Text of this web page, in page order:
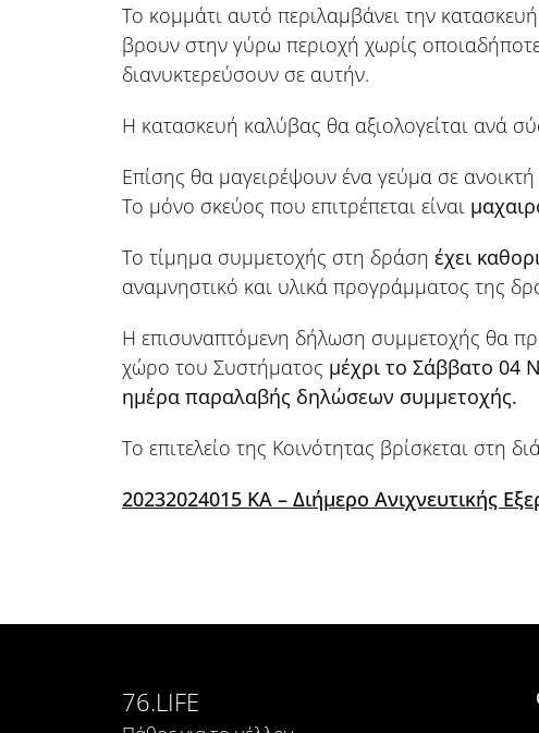
Το κομμάτι αυτό περιλαμβάνει την
βρουν στην γύρω περιοχή χωρίς
διανυκτερεύσουν σε αυτήν.
Η κατασκευή καλύβας θα αξιολογείται ανά
Επίσης θα μαγειρέψουν ένα γεύμα σε
Το μόνο σκεύος που επιτρέπεται είναι
Το τίμημα συμμετοχής στη δράση έχει
αναμνηστικό και υλικά προγράμματος της
Η επισυναπτόμενη δήλωση συμμετοχής θα
χώρο του Συστήματος μέχρι το Σάββατο 04
ημέρα παραλαβής δηλώσεων συμμετοχής.
Το επιτελείο της Κοινότητας βρίσκεται στη
20232024015 ΚΑ – Διήμερο Ανιχνευτικής
76.LIFE